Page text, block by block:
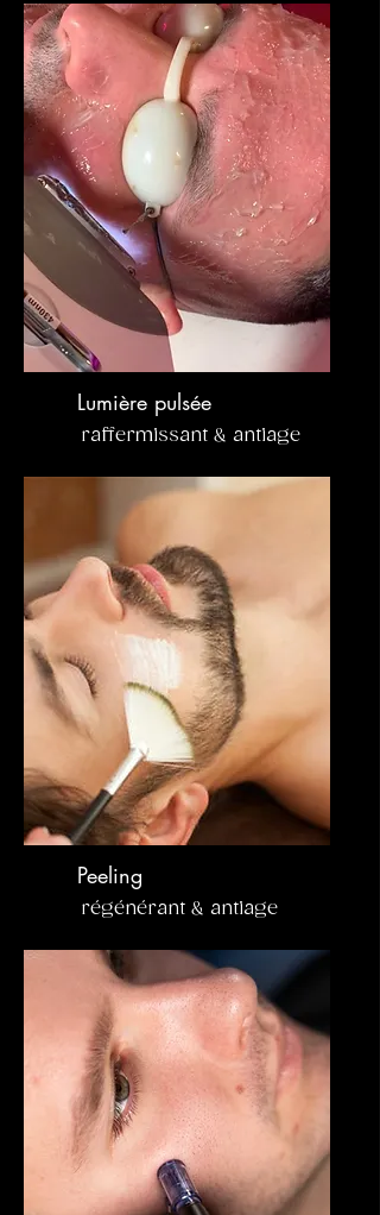
Lumière pulsée
raffermissant & antiage
Peeling
régénérant & antiage